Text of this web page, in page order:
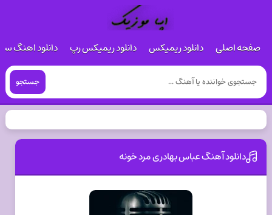
صفحه اصلی دانلود ریمیکس دانلود ریمیکس رپ دانلود اهنگ
جستجو
دانلود آهنگ عباس بهادری مرد خونه